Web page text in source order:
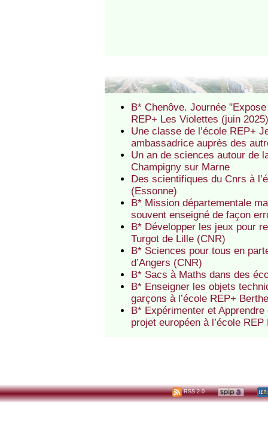
B* Chenôve. Journée
REP+ Les Violettes (juin
Une classe de l’école REP+
ambassadrice auprès des
Un an de sciences autour de
Champigny sur Marne
Des scientifiques du Cnrs à
(Essonne)
B* Mission départementale
souvent enseigné de façon
B* Développer les jeux pour
Turgot de Lille (CNR)
B* Sciences pour tous en
d’Angers (CNR)
B* Sacs à Maths dans des
B* Enseigner les objets
garçons à l’école REP+
B* Expérimenter et
projet européen à l’école
RSS 2.0